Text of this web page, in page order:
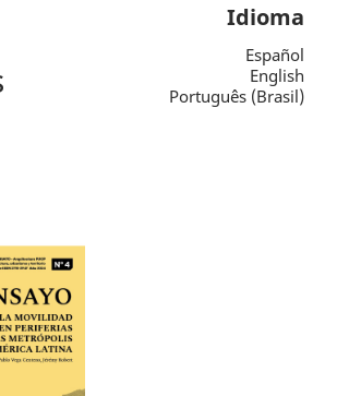
Idioma
Español
English
Português (Brasil)